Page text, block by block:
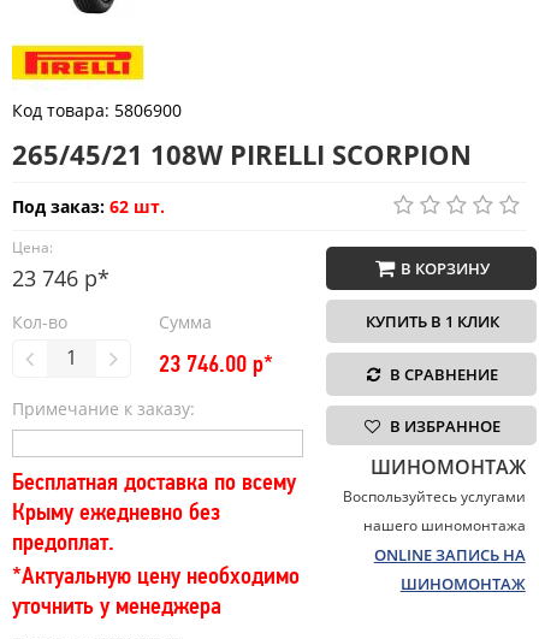
Код товара: 5806900
265/45/21 108W PIRELLI SCORPION
Под заказ: 62 шт.
Цена:
23 746 р*
Кол-во Сумма
23 746.00 р*
Примечание к заказу:
Бесплатная доставка по всему
Крыму ежедневно без
предоплат.
*Актуальную цену необходимо
уточнить у менеджера
В КОРЗИНУ
КУПИТЬ В 1 КЛИК
В СРАВНЕНИЕ
В ИЗБРАННОЕ
ШИНОМОНТАЖ
Воспользуйтесь услугами
нашего шиномонтажа
ONLINE ЗАПИСЬ НА
ШИНОМОНТАЖ